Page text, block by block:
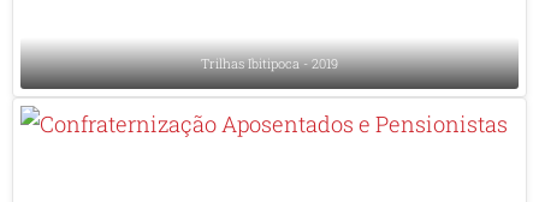
Trilhas Ibitipoca - 2019